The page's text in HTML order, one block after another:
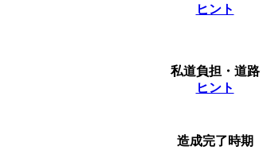
ヒント
私道負担・道路
ヒント
造成完了時期